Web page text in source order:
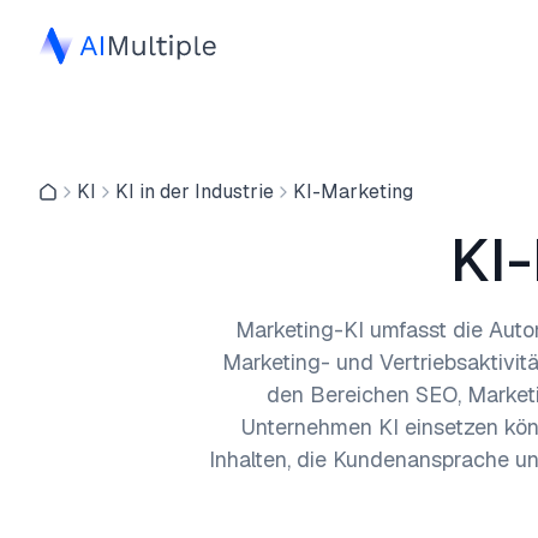
KI KI in der Industrie KI-Marketing
Marketing-KI umfasst die
Marketing- und
den Bereichen SEO,
Unternehmen KI einsetzen
Inhalten, die Kundenansprache